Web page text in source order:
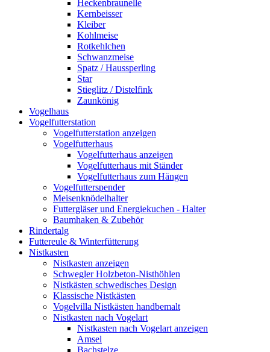
Heckenbraunelle
Kernbeisser
Kleiber
Kohlmeise
Rotkehlchen
Schwanzmeise
Spatz / Haussperling
Star
Stieglitz / Distelfink
Zaunkönig
Vogelhaus
Vogelfutterstation
Vogelfutterstation anzeigen
Vogelfutterhaus
Vogelfutterhaus anzeigen
Vogelfutterhaus mit Ständer
Vogelfutterhaus zum Hängen
Vogelfutterspender
Meisenknödelhalter
Futtergläser und Energiekuchen - Halter
Baumhaken & Zubehör
Rindertalg
Futtereule & Winterfütterung
Nistkasten
Nistkasten anzeigen
Schwegler Holzbeton-Nisthöhlen
Nistkästen schwedisches Design
Klassische Nistkästen
Vogelvilla Nistkästen handbemalt
Nistkasten nach Vogelart
Nistkasten nach Vogelart anzeigen
Amsel
Bachstelze